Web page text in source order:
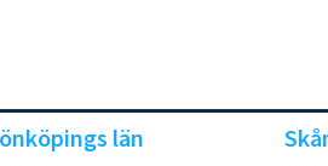
län